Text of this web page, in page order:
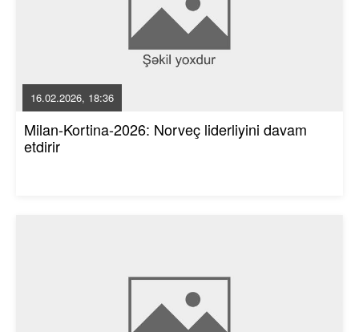
16.02.2026, 18:36
Milan-Kortina-2026: Norveç liderliyini davam
etdirir